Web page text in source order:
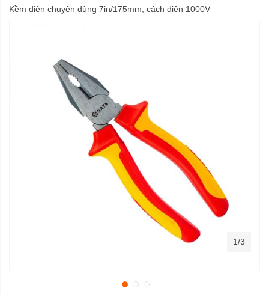
Kềm điện chuyên dùng 7in/175mm, cách điện 1000V
1/3